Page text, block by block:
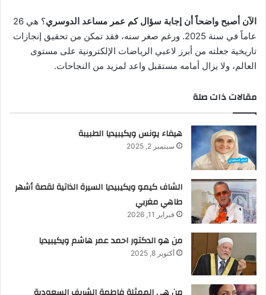
الآن أصبح واضحاً أن إجابة سؤال كم عمر مساعد الدوسري
؟ هي 26
عاماً في سنة 2025. ورغم صغر سنه، فقد تمكن من تحقيق إنجازات
تاريخية جعلته من أبرز لاعبي الرياضات الإلكترونية على مستوى
العالم، ولا يزال أمامه مستقبل واعد لمزيد من النجاحات.
مقالات ذات صلة
هيفاء يونس ويكيبيديا الطبيبة
سبتمبر 2, 2025
الشاف كيمو ويكيبيديا السيرة الذاتية لقصة أشهر
طاهي مغربي
فبراير 11, 2026
من هو الدكتور احمد عمر هاشم ويكيبيديا
أكتوبر 8, 2025